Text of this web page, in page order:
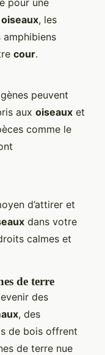
oiseaux, les
amphibiens
cour.
peuvent
aux oiseaux et
comme le
d’attirer et
dans votre
calmes et
de terre
des
, des
de bois offrent
de terre nue